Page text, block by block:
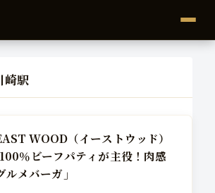
崎駅
WOOD（イーストウッド）
％ビーフパティが主役！肉感
メバーガ」